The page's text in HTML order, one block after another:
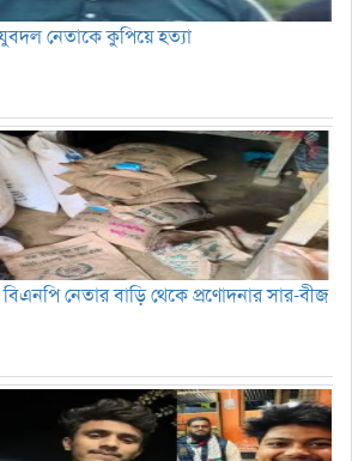
নেতাকে কুপিয়ে হত্যা
নেতার বাড়ি থেকে প্রণোদনার সার-বীজ